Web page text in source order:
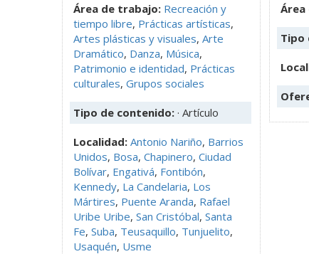
Área de trabajo: Recreación y
tiempo libre, Prácticas artísticas,
Artes plásticas y visuales, Arte
Dramático, Danza, Música,
Patrimonio e identidad, Prácticas
culturales, Grupos sociales
Tipo de contenido: · Artículo
Localidad: Antonio Nariño, Barrios
Unidos, Bosa, Chapinero, Ciudad
Bolívar, Engativá, Fontibón,
Kennedy, La Candelaria, Los
Mártires, Puente Aranda, Rafael
Uribe Uribe, San Cristóbal, Santa
Fe, Suba, Teusaquillo, Tunjuelito,
Usaquén, Usme
Tipo